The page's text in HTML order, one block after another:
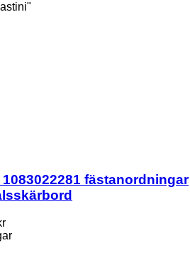
fästanordningar